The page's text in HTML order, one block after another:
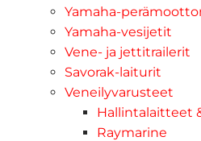
Yamaha-
Yamaha-vesijetit
Vene- ja jettitrailerit
Savorak-laiturit
Veneilyvarusteet
Hallintalaitteet
Raymarine